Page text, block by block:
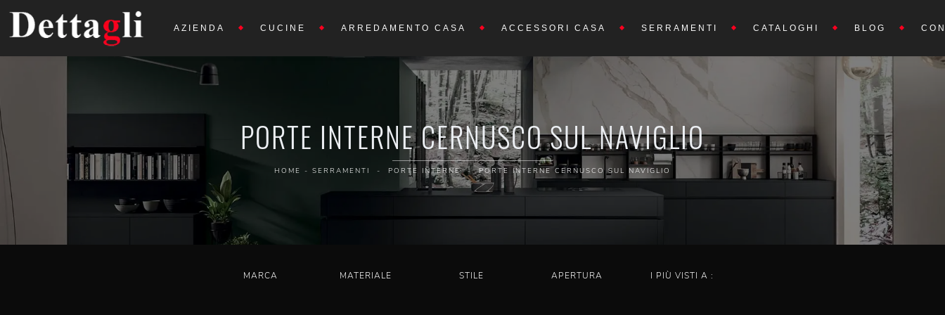
AZIENDA CUCINE ARREDAMENTO CASA ACCESSORI CASA SERRAMENTI CATALOGHI BLOG
PORTE INTERNE CERNUSCO SUL NAVIGLIO
HOME - SERRAMENTI - PORTE INTERNE - PORTE INTERNE CERNUSCO SUL NAVIGLIO
MARCA MATERIALE STILE APERTURA I PIÙ VISTI A :